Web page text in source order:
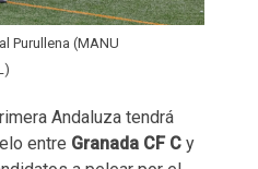
Purullena (MANU
Andaluza tendrá
entre Granada CF C y